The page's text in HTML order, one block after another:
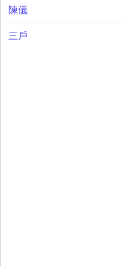
陳儀
三戶